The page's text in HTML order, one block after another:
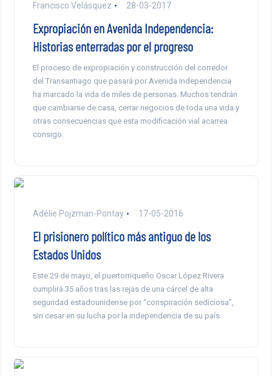
Francisco Velásquez 28-03-2017
Expropiación en Avenida Independencia:
Historias enterradas por el progreso
El proceso de expropiación y construcción del corredor
del Transantiago que pasará por Avenida Independencia
ha marcado la vida de miles de personas. Muchos tendrán
que cambiarse de casa, cerrar negocios de toda una vida y
otras consecuencias que esta modificación vial acarrea
consigo.
Adélie Pojzman-Pontay 17-05-2016
El prisionero político más antiguo de los
Estados Unidos
Este 29 de mayo, el puertorriqueño Oscar López Rivera
cumplirá 35 años tras las rejas de una cárcel de alta
seguridad estadounidense por “conspiración sediciosa”,
sin cesar en su lucha por la independencia de su país.